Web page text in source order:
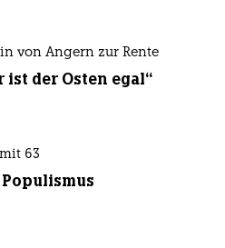
von Angern zur Rente
ist der Osten egal“
63